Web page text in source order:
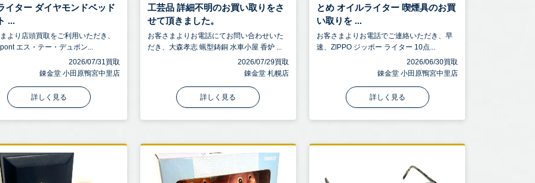
イター ダイヤモンドベッド
...
より店頭買取をご利用いただき、
エス・テー・デュポン...
2026/07/31買取
錬金堂 小田原鴨宮中里店
詳しく見る
工芸品 詳細不明のお買い取りをさ
せて頂きました。
お客さまよりお電話にてお問い合わせいた
だき、大森孝志 蝋型鋳銅 水車小屋 香炉 ...
2026/07/29買取
錬金堂 札幌店
詳しく見る
とめ オイルライター 喫煙具のお買
い取りを ...
お客さまよりお電話でご連絡いただき、早
速、ZIPPO ジッポー ライター 10点...
2026/06/30買取
錬金堂 小田原鴨宮中里店
詳しく見る